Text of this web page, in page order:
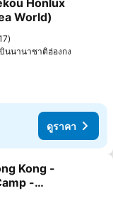
ารโปรด
Honlux
World)
นนานาชาติฮ่องกง
ดูราคา
ารโปรด
Kong -
-